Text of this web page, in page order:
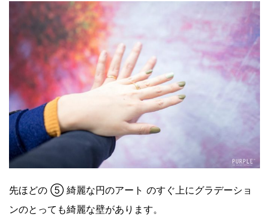
先ほどの ⑤ 綺麗な円のアート のすぐ上にグラデーショ
ンのとっても綺麗な壁があります。